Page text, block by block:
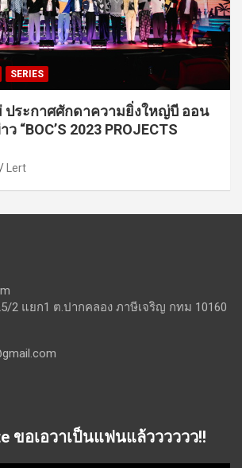
SERIES
ประกาศศักดาความยิ่งใหญ่บี ออน
“BOC’S 2023 PROJECTS
Lert
2 แยก1 ต.ปากคลอง ภาษีเจริญ กทม 10160
ขอเอวาเป็นแฟนแล้วววววว!!